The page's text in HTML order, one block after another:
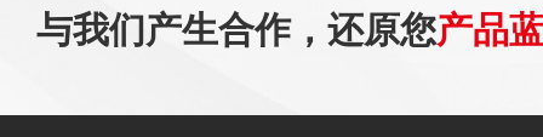
与我们产生合作，还原您产品